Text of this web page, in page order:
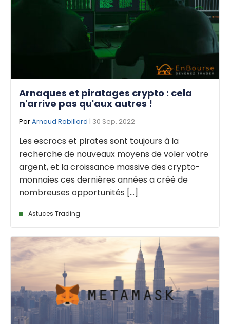
Arnaques et piratages crypto : cela
n'arrive pas qu'aux autres !
ParArnaud Robillard | 30 Sep. 2022
Les escrocs et pirates sont toujours à la
recherche de nouveaux moyens de voler votre
argent, et la croissance massive des crypto-
monnaies ces dernières années a créé de
nombreuses opportunités [...]
Astuces Trading